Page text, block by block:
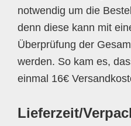
notwendig um die
denn diese kann mit
Überprüfung der
werden. So kam es,
einmal 16€
Lieferzeit/